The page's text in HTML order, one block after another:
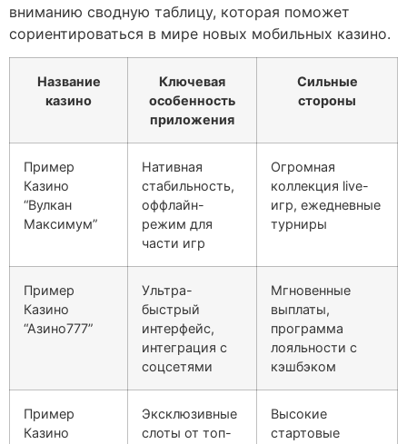
вниманию сводную таблицу, которая поможет
сориентироваться в мире новых мобильных казино.
Название
казино
Ключевая
особенность
приложения
Сильные
стороны
Пример
Казино
“Вулкан
Максимум”
Нативная
стабильность,
оффлайн-
режим для
части игр
Огромная
коллекция live-
игр, ежедневные
турниры
Пример
Казино
“Азино777”
Ультра-
быстрый
интерфейс,
интеграция с
соцсетями
Мгновенные
выплаты,
программа
лояльности с
кэшбэком
Пример
Казино
Эксклюзивные
слоты от топ-
Высокие
стартовые